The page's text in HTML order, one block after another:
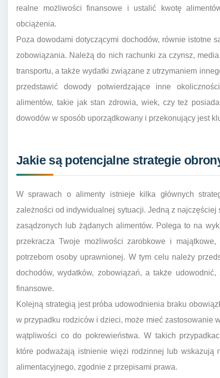
realne możliwości finansowe i ustalić kwotę
obciążenia.
Poza dowodami dotyczącymi dochodów, równie istotne
zobowiązania. Należą do nich rachunki za czynsz,
transportu, a także wydatki związane z utrzymaniem
przedstawić dowody potwierdzające inne
alimentów, takie jak stan zdrowia, wiek, czy też
dowodów w sposób uporządkowany i przekonujący jest
Jakie są potencjalne strategie
W sprawach o alimenty istnieje kilka głównych
zależności od indywidualnej sytuacji. Jedną z
zasądzonych lub żądanych alimentów. Polega to na
przekracza Twoje możliwości zarobkowe i
potrzebom osoby uprawnionej. W tym celu należy
dochodów, wydatków, zobowiązań, a także
finansowe.
Kolejną strategią jest próba udowodnienia braku
w przypadku rodziców i dzieci, może mieć zastosowanie
wątpliwości co do pokrewieństwa. W takich
które podważają istnienie więzi rodzinnej lub wskazują
alimentacyjnego, zgodnie z przepisami prawa.